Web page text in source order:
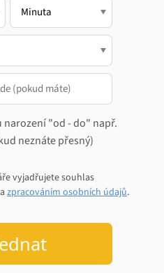
narození "od - do" např.
neznáte přesný)
vyjadřujete souhlas
a zpracováním osobních údajů.